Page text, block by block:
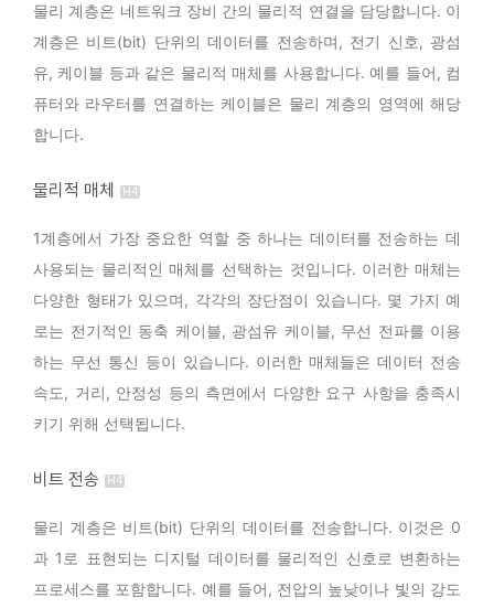
물리 계층은 네트워크 장비 간의 물리적 연결을 담당합니다. 이
계층은 비트(bit) 단위의 데이터를 전송하며, 전기 신호, 광섬
유, 케이블 등과 같은 물리적 매체를 사용합니다. 예를 들어, 컴
퓨터와 라우터를 연결하는 케이블은 물리 계층의 영역에 해당
합니다.
물리적 매체
1계층에서 가장 중요한 역할 중 하나는 데이터를 전송하는 데
사용되는 물리적인 매체를 선택하는 것입니다. 이러한 매체는
다양한 형태가 있으며, 각각의 장단점이 있습니다. 몇 가지 예
로는 전기적인 동축 케이블, 광섬유 케이블, 무선 전파를 이용
하는 무선 통신 등이 있습니다. 이러한 매체들은 데이터 전송
속도, 거리, 안정성 등의 측면에서 다양한 요구 사항을 충족시
키기 위해 선택됩니다.
비트 전송
물리 계층은 비트(bit) 단위의 데이터를 전송합니다. 이것은 0
과 1로 표현되는 디지털 데이터를 물리적인 신호로 변환하는
프로세스를 포함합니다. 예를 들어, 전압의 높낮이나 빛의 강도